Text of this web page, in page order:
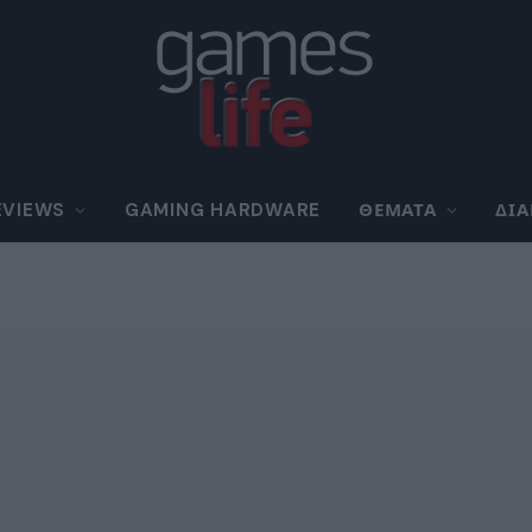
GAMING HARDWARE ΘΈΜΑΤΑ